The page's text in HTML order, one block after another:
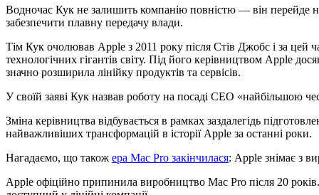
Водночас Кук не залишить компанію повністю — він перейде
забезпечити плавну передачу влади.
Тім Кук очолював Apple з 2011 року після Стів Джобс і за цей
технологічних гігантів світу. Під його керівництвом Apple
значно розширила лінійку продуктів та сервісів.
У своїй заяві Кук назвав роботу на посаді CEO «найбільшою
Зміна керівництва відбувається в рамках заздалегідь
найважливіших трансформацій в історії Apple за останні роки.
Нагадаємо, що також ера Mac Pro закінчилася: Apple знімає з
Apple офіційно припинила виробництво Mac Pro після 20